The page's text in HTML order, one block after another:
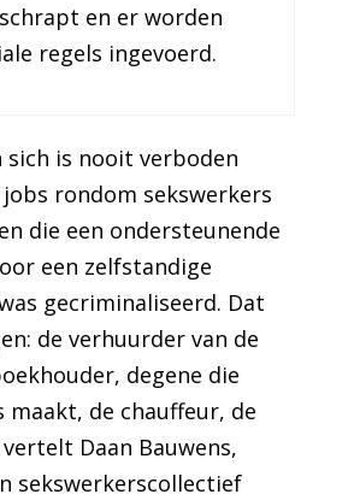
en er worden
regels ingevoerd.
sich is nooit verboden
rondom sekswerkers
die een ondersteunende
een zelfstandige
gecriminaliseerd. Dat
de verhuurder van de
degene die
maakt, de chauffeur, de
Daan Bauwens,
sekswerkerscollectief